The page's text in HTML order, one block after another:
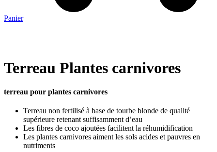
Panier
Terreau Plantes carnivores
terreau pour plantes carnivores
Terreau non fertilisé à base de tourbe blonde de qualité
supérieure retenant suffisamment d’eau
Les fibres de coco ajoutées facilitent la réhumidification
Les plantes carnivores aiment les sols acides et pauvres en
nutriments